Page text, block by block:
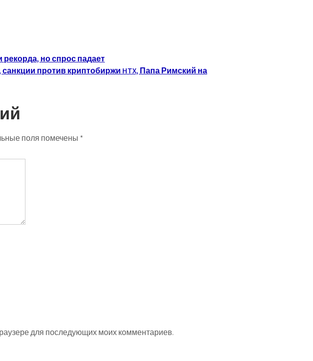
но спрос падает
против криптобиржи HTX, Папа Римский на
поля помечены *
для последующих моих комментариев.